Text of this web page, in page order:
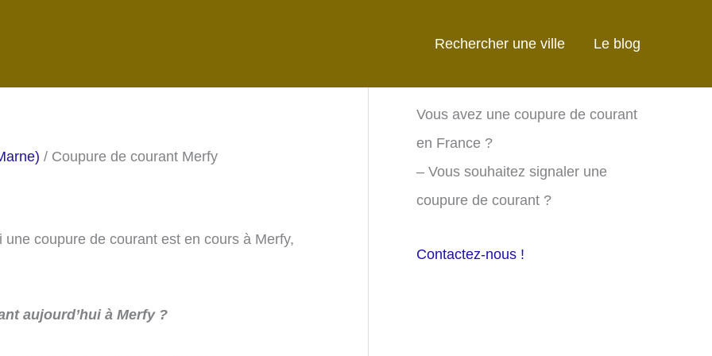
Rechercher une ville Le blog
/ Coupure de courant Merfy
coupure de courant est en cours à Merfy,
aujourd’hui à Merfy ?
Vous avez une coupure de courant
en France ?
– Vous souhaitez signaler une
coupure de courant ?
Contactez-nous !